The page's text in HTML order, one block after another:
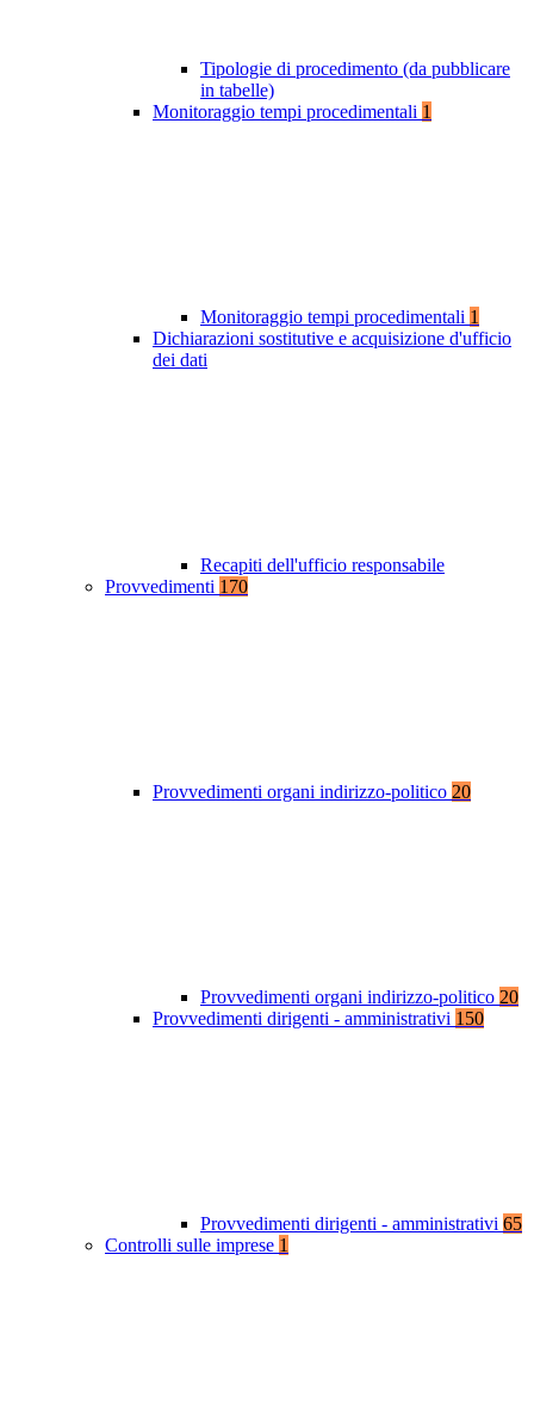
Tipologie di procedimento (da pubblicare
in tabelle)
Monitoraggio tempi procedimentali 1
Monitoraggio tempi procedimentali 1
Dichiarazioni sostitutive e acquisizione d'ufficio
dei dati
Recapiti dell'ufficio responsabile
Provvedimenti 170
Provvedimenti organi indirizzo-politico 20
Provvedimenti organi indirizzo-politico 20
Provvedimenti dirigenti - amministrativi 150
Provvedimenti dirigenti - amministrativi 65
Controlli sulle imprese 1